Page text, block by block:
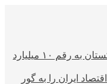
افزایش حجم تجارت بین ایران و پاکستان به رقم ۱۰ میلیارد
ایران را به گور